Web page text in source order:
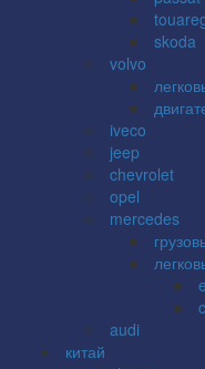
skoda
volvo
iveco
jeep
chevrolet
opel
mercedes
audi
китай